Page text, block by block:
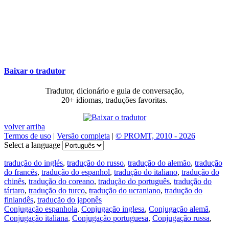
Baixar o tradutor
Tradutor, dicionário e guia de conversação,
20+ idiomas, traduções favoritas.
volver arriba
Termos de uso | Versão completa | © PROMT, 2010 - 2026
Select a language
tradução do inglés, tradução do russo, tradução do alemão, tradução
do francês, tradução do espanhol, tradução do italiano, tradução do
chinês, tradução do coreano, tradução do português, tradução do
tártaro, tradução do turco, tradução do ucraniano, tradução do
finlandês, tradução do japonês
Conjugação espanhola, Conjugação inglesa, Conjugação alemã,
Conjugação italiana, Conjugação portuguesa, Conjugação russa,